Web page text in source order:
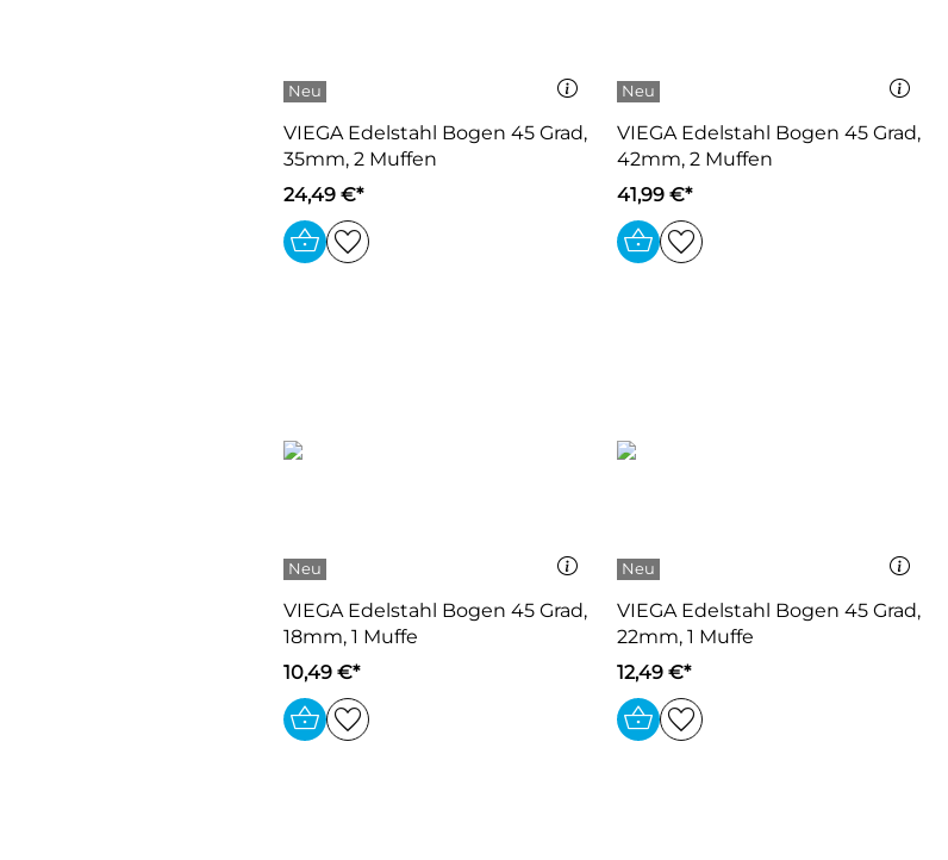
VIEGA Edelstahl Bogen 45 Grad,
35mm, 2 Muffen
24,49 €*
VIEGA Edelstahl Bogen 45 Grad,
42mm, 2 Muffen
41,99 €*
VIEGA Edelstahl Bogen 45 Grad,
18mm, 1 Muffe
10,49 €*
VIEGA Edelstahl Bogen 45 Grad,
22mm, 1 Muffe
12,49 €*